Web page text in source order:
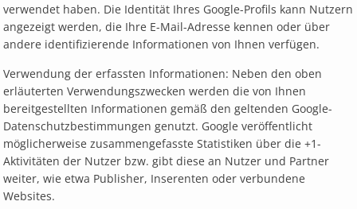
verwendet haben. Die Identität Ihres Google-Profils kann Nutzern
angezeigt werden, die Ihre E-Mail-Adresse kennen oder über
andere identifizierende Informationen von Ihnen verfügen.
Verwendung der erfassten Informationen: Neben den oben
erläuterten Verwendungszwecken werden die von Ihnen
bereitgestellten Informationen gemäß den geltenden Google-
Datenschutzbestimmungen genutzt. Google veröffentlicht
möglicherweise zusammengefasste Statistiken über die +1-
Aktivitäten der Nutzer bzw. gibt diese an Nutzer und Partner
weiter, wie etwa Publisher, Inserenten oder verbundene
Websites.